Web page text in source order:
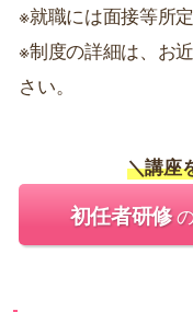
※就職には面接等所
※制度の詳細は、お
さい。
＼講座
初任者研修